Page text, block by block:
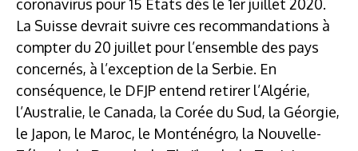
coronavirus pour 15 États dès le 1er juillet 2020.
La Suisse devrait suivre ces recommandations à
compter du 20 juillet pour l’ensemble des pays
concernés, à l’exception de la Serbie. En
conséquence, le DFJP entend retirer l’Algérie,
l’Australie, le Canada, la Corée du Sud, la Géorgie,
le Japon, le Maroc, le Monténégro, la Nouvelle-